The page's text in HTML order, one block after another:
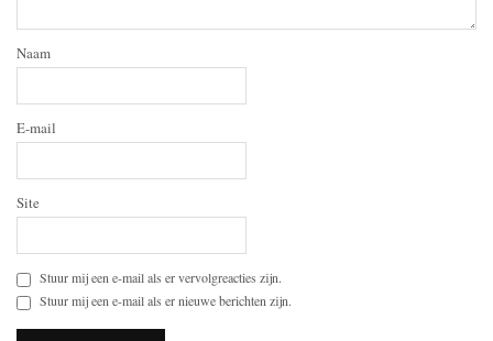
Naam
E-mail
Site
Stuur mij een e-mail als er vervolgreacties zijn.
Stuur mij een e-mail als er nieuwe berichten zijn.